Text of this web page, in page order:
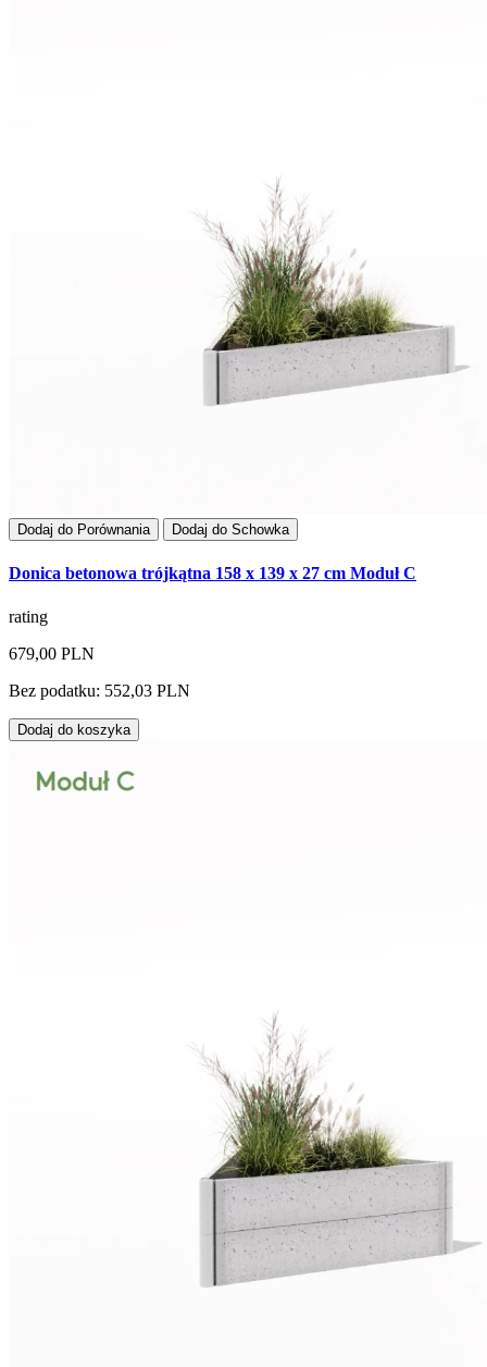
Dodaj do Porównania Dodaj do Schowka
Donica betonowa trójkątna 158 x 139 x 27 cm Moduł C
rating
679,00 PLN
Bez podatku: 552,03 PLN
Dodaj do koszyka